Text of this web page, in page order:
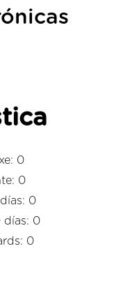
0
0
0
días: 0
0